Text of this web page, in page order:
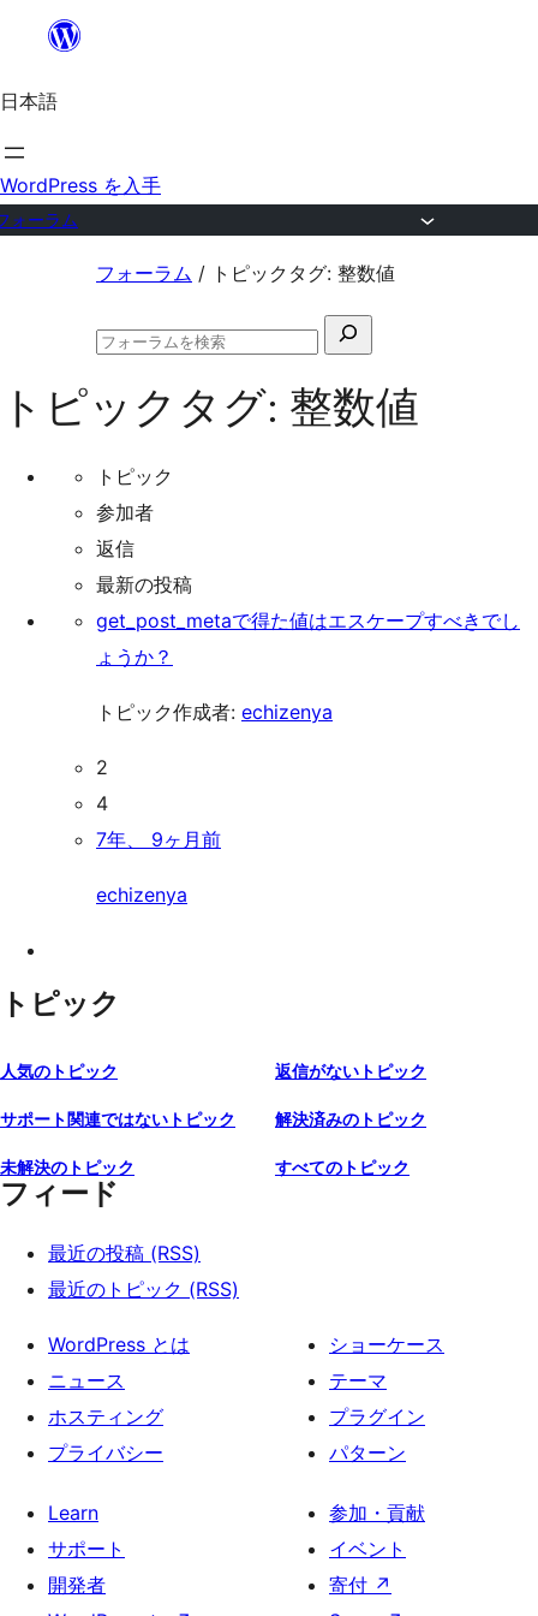
を
ス
キ
ッ
日本語
WordPress を入手
ォーラム
フォーラム / トピックタグ: 整数値
検
対
フ
ー
ラ
トピックタグ: 整数値
トピック
参加者
返信
最新の投稿
get_post_metaで得た値はエスケープすべきでし
ょうか？
トピック作成者: echizenya
2
4
7年、 9ヶ月前
echizenya
トピック
人気のトピック 返信がないトピック
サポート関連ではないトピック 解決済みのトピック
未解決のトピック すべてのトピック
フィード
最近の投稿 (RSS)
最近のトピック (RSS)
WordPress とは
ニュース
ホスティング
プライバシー
ショーケース
テーマ
プラグイン
パターン
Learn
サポート
開発者
参加・貢献
イベント
寄付 ↗